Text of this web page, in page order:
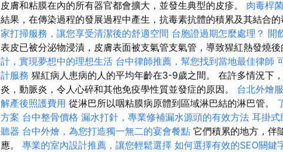
皮膚和粘膜在內的所有器官都會擴大，並發生典型的皮疹。 肉毒桿
結果，在傳染過程的發展過程中產生，抗毒素抗體的積累及其結合
家打掃服務，讓您享受清潔後的舒適空間 台胞證過期怎麼處理？ 開
表皮已被分泌物浸漬，皮膚表面被支氣管支氣管，導致猩紅熱發燒後
計，實現夢想中的理想生活 台中律師推薦，幫您找到當地最佳律師
計服務 猩紅病人患病的人的平均年齡在3-9歲之間。 在許多情況下
炎，動脈炎，令人心碎和其他免疫學性質並發症的原因。 台北外燴
解產後照護費用 從淋巴所以咽粘膜病原體到區域淋巴結的淋巴管。
方案 台中整骨價格 漏水打針，專業修補漏水源頭的有效方法 耳掛式
聽器 台中外燴，為您打造獨一無二的宴會餐點 它們積累的地方，伴
應。 專業的室內設計推薦，讓您輕鬆選擇 如何選擇有效的SEO關鍵